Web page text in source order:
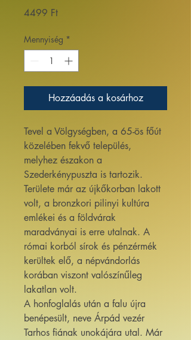
4499 FtÁr
Mennyiség *
Hozzáadás a kosárhoz
Tevel a Völgységben, a 65-ös főút
közelében fekvő település,
melyhez északon a
Szederkénypuszta is tartozik.
Területe már az újkőkorban lakott
volt, a bronzkori pilinyi kultúra
emlékei és a földvárak
maradványai is erre utalnak. A
római korból sírok és pénzérmék
kerültek elő, a népvándorlás
korában viszont valószínűleg
lakatlan volt.
A honfoglalás után a falu újra
benépesült, neve Árpád vezér
Tarhos fiának unokájára utal. Már